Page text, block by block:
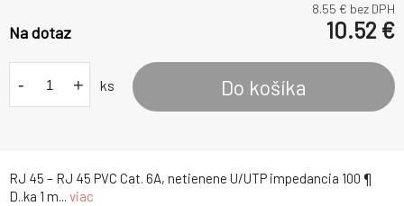
RJ 45 – RJ 45 PVC Cat. 6A, netienene U/UTP impedancia 100 ¶
D..ka 1 m... viac
8.55 € bez DPH
Na dotaz 10.52 €
- + ks Do košíka